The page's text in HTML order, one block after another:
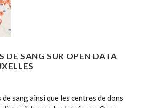
DE SANG SUR OPEN DATA
sang ainsi que les centres de dons